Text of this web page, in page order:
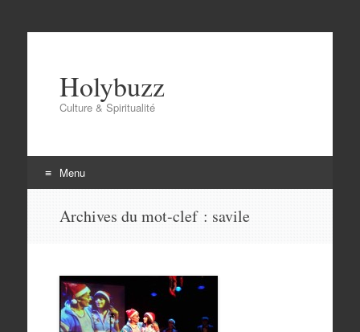
Holybuzz
Culture & Spiritualité
Menu
Archives du mot-clef : savile